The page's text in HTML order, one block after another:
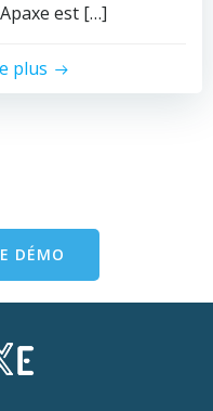
est […]
plus
DÉMO